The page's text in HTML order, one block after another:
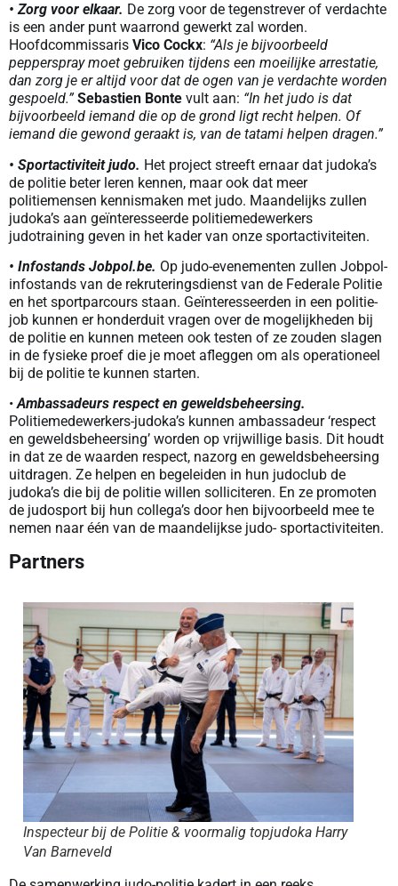
• Zorg voor elkaar. De zorg voor de tegenstrever of verdachte
is een ander punt waarrond gewerkt zal worden.
Hoofdcommissaris Vico Cockx: “Als je bijvoorbeeld
pepperspray moet gebruiken tijdens een moeilijke arrestatie,
dan zorg je er altijd voor dat de ogen van je verdachte worden
gespoeld.”Sebastien Bonte vult aan: “In het judo is dat
bijvoorbeeld iemand die op de grond ligt recht helpen. Of
iemand die gewond geraakt is, van de tatami helpen dragen.”
• Sportactiviteit judo. Het project streeft ernaar dat judoka’s
de politie beter leren kennen, maar ook dat meer
politiemensen kennismaken met judo. Maandelijks zullen
judoka’s aan geïnteresseerde politiemedewerkers
judotraining geven in het kader van onze sportactiviteiten.
• Infostands Jobpol.be. Op judo-evenementen zullen Jobpol-
infostands van de rekruteringsdienst van de Federale Politie
en het sportparcours staan. Geïnteresseerden in een politie-
job kunnen er honderduit vragen over de mogelijkheden bij
de politie en kunnen meteen ook testen of ze zouden slagen
in de fysieke proef die je moet afleggen om als operationeel
bij de politie te kunnen starten.
•Ambassadeurs respect en geweldsbeheersing.
Politiemedewerkers-judoka’s kunnen ambassadeur ‘respect
en geweldsbeheersing’ worden op vrijwillige basis. Dit houdt
in dat ze de waarden respect, nazorg en geweldsbeheersing
uitdragen. Ze helpen en begeleiden in hun judoclub de
judoka’s die bij de politie willen solliciteren. En ze promoten
de judosport bij hun collega’s door hen bijvoorbeeld mee te
nemen naar één van de maandelijkse judo- sportactiviteiten.
Partners
Inspecteur bij de Politie & voormalig topjudoka Harry
Van Barneveld